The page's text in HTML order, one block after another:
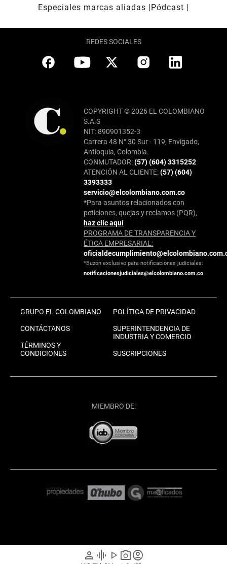
person graphic_eq play_arrow photo_cameraaccount_circle
Especiales marcas aliadas
Pódcast
REDES SOCIALES
COPYRIGHT © 2026 EL COLOMBIANO
S.A.S
NIT: 890901352-3
Carrera 48 N° 30 Sur - 119, Envigado,
Antioquia, Colombia.
CONMUTADOR:(57) (604) 3315252
ATENCIÓN AL CLIENTE:(57) (604)
3393333
servicio@elcolombiano.com.co
*Para asuntos relacionados con
peticiones, quejas y reclamos (PQR),
haz clic aquí
PROGRAMA DE TRANSPARENCIA Y
ÉTICA EMPRESARIAL:
*Buzón exclusivo para notificaciones judiciales:
notificacionesjudiciales@elcolombiano.com.co
GRUPO EL COLOMBIANO
CONTÁCTANOS
TÉRMINOS Y
CONDICIONES
POLÍTICA DE PRIVACIDAD
SUPERINTENDENCIA DE
INDUSTRIA Y COMERCIO
SUSCRIPCIONES
MIEMBRO DE: